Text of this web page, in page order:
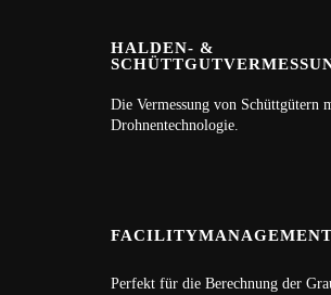
HALDEN- &
Die Vermessung von Schüttgütern
Drohnentechnologie.
FACILITYMANAGEMENT
Perfekt für die Berechnung der